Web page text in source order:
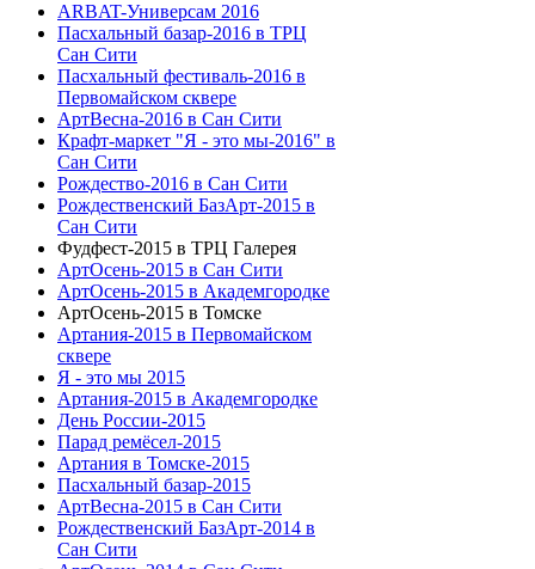
ARBAT-Универсам 2016
Пасхальный базар-2016 в ТРЦ
Сан Сити
Пасхальный фестиваль-2016 в
Первомайском сквере
АртВесна-2016 в Сан Сити
Крафт-маркет "Я - это мы-2016" в
Сан Сити
Рождество-2016 в Сан Сити
Рождественский БазАрт-2015 в
Сан Сити
Фудфест-2015 в ТРЦ Галерея
АртОсень-2015 в Сан Сити
АртОсень-2015 в Академгородке
АртОсень-2015 в Томске
Артания-2015 в Первомайском
сквере
Я - это мы 2015
Артания-2015 в Академгородке
День России-2015
Парад ремёсел-2015
Артания в Томске-2015
Пасхальный базар-2015
АртВесна-2015 в Сан Сити
Рождественский БазАрт-2014 в
Сан Сити